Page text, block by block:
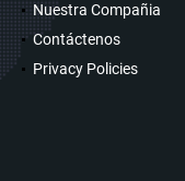
Nuestra Compañia
Contáctenos
Privacy Policies